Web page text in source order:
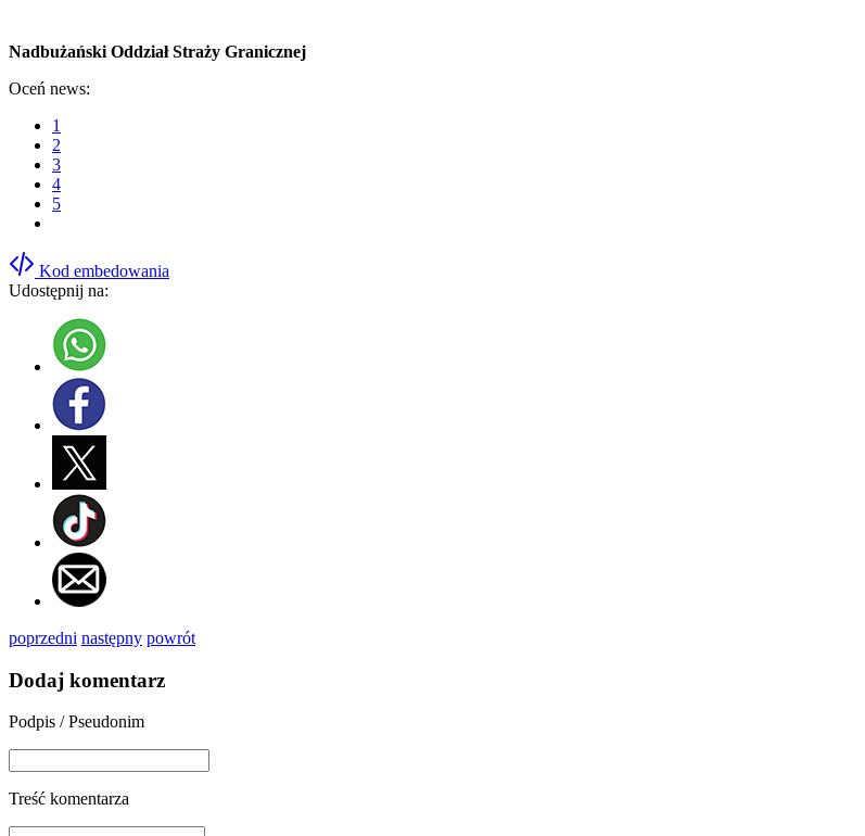
Nadbużański Oddział Straży Granicznej
Oceń news:
1
2
3
4
5
Kod embedowania
Udostępnij na:
poprzedni następny powrót
Dodaj komentarz
Podpis / Pseudonim
Treść komentarza